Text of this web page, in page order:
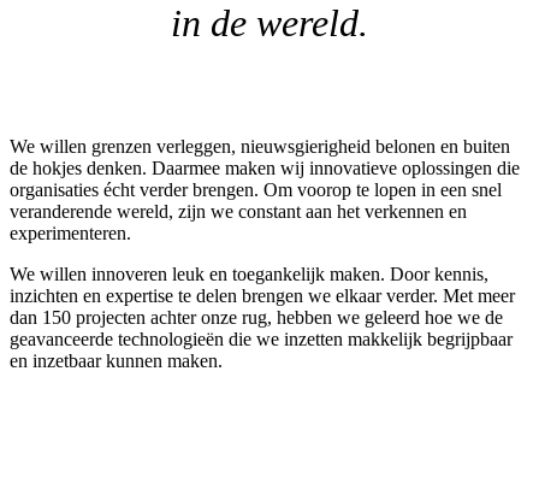
in de wereld.
We willen grenzen verleggen, nieuwsgierigheid belonen en buiten
de hokjes denken. Daarmee maken wij innovatieve oplossingen die
organisaties écht verder brengen. Om voorop te lopen in een snel
veranderende wereld, zijn we constant aan het verkennen en
experimenteren.
We willen innoveren leuk en toegankelijk maken. Door kennis,
inzichten en expertise te delen brengen we elkaar verder. Met meer
dan 150 projecten achter onze rug, hebben we geleerd hoe we de
geavanceerde technologieën die we inzetten makkelijk begrijpbaar
en inzetbaar kunnen maken.